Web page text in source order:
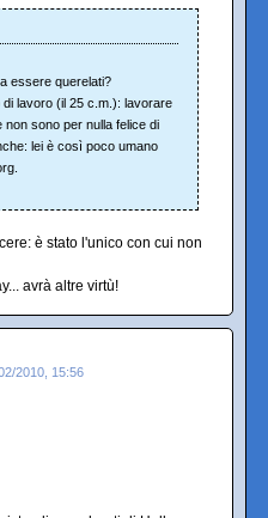
essere querelati?
lavoro (il 25 c.m.): lavorare
sono per nulla felice di
lei è così poco umano
è stato l'unico con cui non
avrà altre virtù!
2010, 15:56